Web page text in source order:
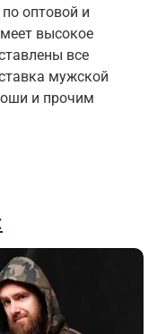
оптовой и
высокое
все
мужской
и прочим